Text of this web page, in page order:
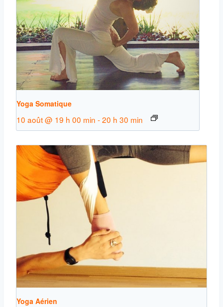
Yoga Somatique
10 août @ 19 h 00 min -20 h 30 min
Yoga Aérien